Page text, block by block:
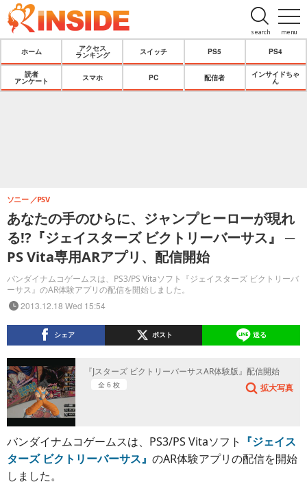
menu
search
ホーム
アクセス
ランキング
スイッチ PS5 PS4
読者
アンケート
スマホ PC 配信者
インサイドちゃ
ん
あなたの手のひらに、ジャンプヒーローが現れ
る!?『ジェイスターズ ビクトリーバーサス』 ─
PS Vita専用ARアプリ、配信開始
バンダイナムコゲームスは、PS3/PS Vitaソフト『ジェイスターズ ビクトリーバ
ーサス』のAR体験アプリの配信を開始しました。
ソニー PSV
2013.12.18 Wed 15:54
シェア ポスト 送る
『Jスターズ ビクトリーバーサスAR体験版』配信開始
全 6 枚 拡大写真
バンダイナムコゲームスは、PS3/PS Vitaソフト 『ジェイス
ターズ ビクトリーバーサス』 のAR体験アプリの配信を開始
しました。